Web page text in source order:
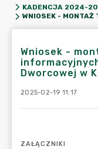
KADENCJA 2024-
Wniosek -
Dworcowej w
2025-02-19 11:17
ZAŁĄCZNIKI